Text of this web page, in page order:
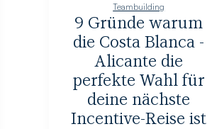
Teambuilding
9 Gründe warum
die Costa Blanca -
Alicante die
perfekte Wahl für
deine nächste
Incentive-Reise ist